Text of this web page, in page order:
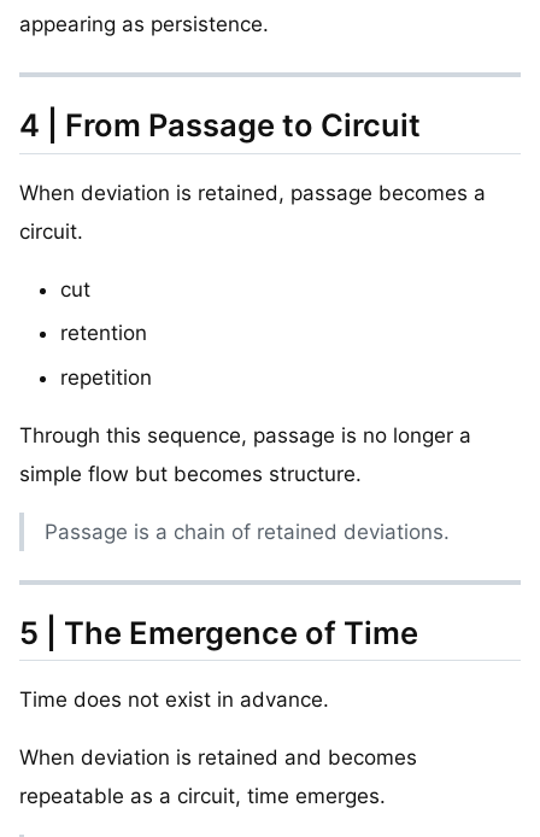
appearing as persistence.
4 | From Passage to Circuit
When deviation is retained, passage becomes a
circuit.
cut
retention
repetition
Through this sequence, passage is no longer a
simple flow but becomes structure.
Passage is a chain of retained deviations.
5 | The Emergence of Time
Time does not exist in advance.
When deviation is retained and becomes
repeatable as a circuit, time emerges.